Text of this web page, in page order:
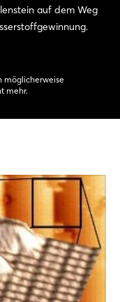
auf dem Weg
möglicherweise
mehr.